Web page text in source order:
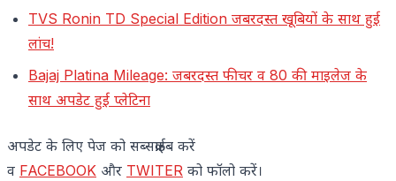
TVS Ronin TD Special Edition जबरदस्त खूबियों के साथ हुई
लांच!
Bajaj Platina Mileage: जबरदस्त फीचर व 80 की माइलेज के
साथ अपडेट हुई प्लेटिना
अपडेट के लिए पेज को सब्सक्राईब करें
व FACEBOOK और TWITER को फॉलो करें।